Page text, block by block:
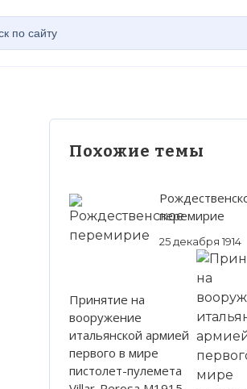
Похожие темы
перемирие
25 декабря 1914
Принятие на
вооружение
итальянской армией
первого в мире
пистолет-пулемета